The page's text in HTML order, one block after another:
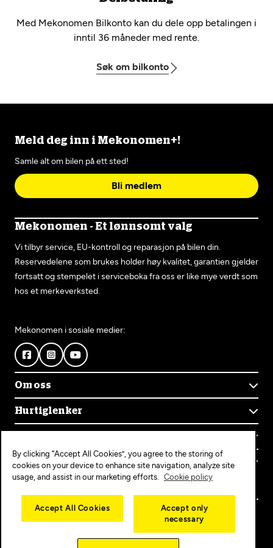
Med Mekonomen Bilkonto kan du dele opp betalingen i
inntil 36 måneder med rente.
Søk om bilkonto
Meld deg inn i Mekonomen+!
Samle alt om bilen på ett sted!
Bli medlem
Mekonomen - Et lønnsomt valg
Vi tilbyr service, EU-kontroll og reparasjon på bilen din.
Reservedelene som brukes holder høy kvalitet, garantien gjelder
fortsatt og stempelet i serviceboka fra oss er like mye verdt som
hos et merkeverksted.
Mekonomen i sosiale medier:
Om oss
Om Mekonomen
Mekonomens historie
Jobb i Mekonomen
Bærekraft
Bli Mekonomen-verksted
Hurtiglenker
Finn verksted
Bestill time
Opprett konto
Kundeservice
Ofte stilte spørsmål
Mekonomen+
Personvern
Populære tjenester
Bilservice
EU-kontroll
Diagnose/Feilsøking
Dekkskift
Copyright © 2025 MEKO Norway AS
Personvernerklæring
Cookieerklæring
By clicking “Accept All Cookies”, you agree to the storing of
cookies on your device to enhance site navigation, analyze site
usage, and assist in our marketing efforts.
Cookie policy
Accept All Cookies
Accept only
necessary